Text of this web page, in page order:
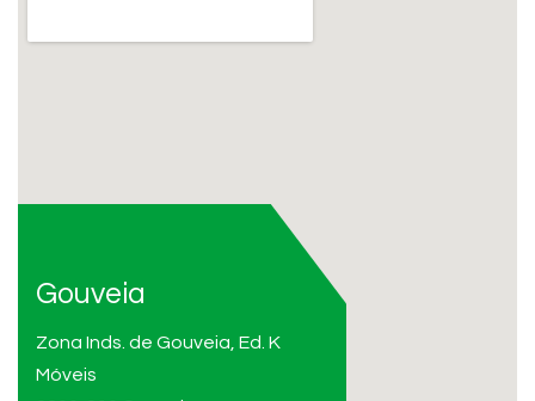
Gouveia
Zona Inds. de Gouveia, Ed. K
Móveis